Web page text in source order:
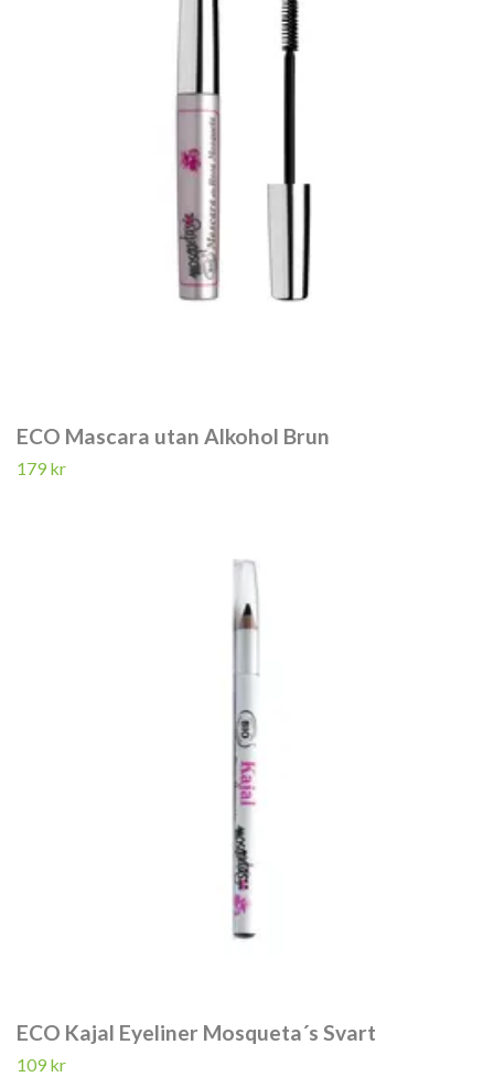
ECO Mascara utan Alkohol Brun
179 kr
ECO Kajal Eyeliner Mosqueta´s Svart
109 kr